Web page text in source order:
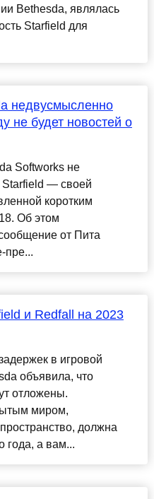
Bethesda, являлась
Starfield для
недвусмысленно
не будет новостей о
Softworks не
Starfield — своей
коротким
Об этом
от Пита
пре...
и Redfall на 2023
в игровой
объявила, что
отложены.
миром,
должна
года, а вам...